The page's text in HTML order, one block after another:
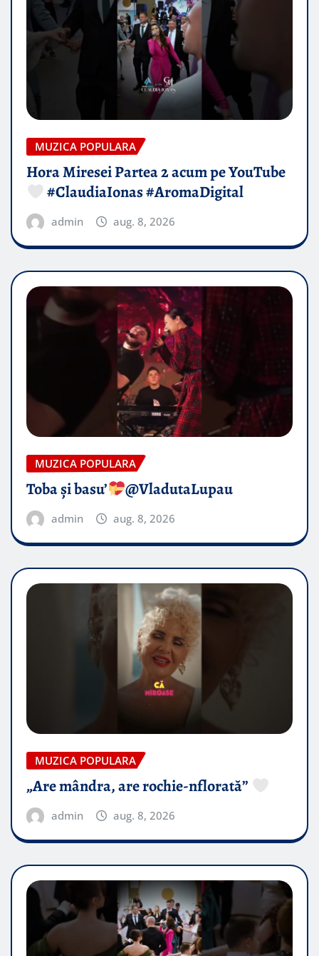
MUZICA POPULARA
Hora Miresei Partea 2 acum pe YouTube
#ClaudiaIonas #AromaDigital
admin aug. 8, 2026
MUZICA POPULARA
Toba și basu’ @VladutaLupau
admin aug. 8, 2026
MUZICA POPULARA
„Are mândra, are rochie-nflorată”
admin aug. 8, 2026